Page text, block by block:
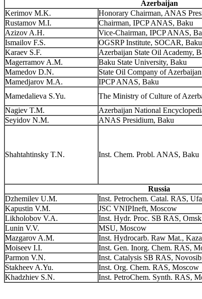
Azerbaijan
Kerimov M.K.
Honorary Chairman, ANAS
Rustamov M.I.
Chairman, IPCP ANAS, Baku
Azizov A.H.
Vice-Chairman, IPCP ANAS,
Ismailov F.S.
OGSRP Institute, SOCAR, Baku
Karaev S.F.
Azerbaijan State Oil Academy,
Magerramov A.M.
Baku State University, Baku
Mamedov D.N.
State Oil Company of
Mamedjarov M.A.
IPCP ANAS, Baku
Mamedalieva S.Yu.
The Ministry of Culture of
Nagiev T.M.
Azerbaijan National
Seyidov N.M.
ANAS Presidium, Baku
Shahtahtinsky T.N. Inst. Chem. Probl. ANAS, Baku
Russia
Dzhemilev U.M.
Inst. Petrochem. Catal. RAS, Ufa
Kapustin V.M.
JSC VNIPIneft, Moscow
Likholobov V.A.
Inst. Hydr. Proc. SB RAS, Omsk
Lunin V.V.
MSU, Moscow
Mazgarov A.M.
Inst. Hydrocarb. Raw Mat.,
Moiseev I.I.
Inst. Gen. Inorg. Chem. RAS,
Parmon V.N.
Inst. Catalysis SB RAS,
Stakheev A.Yu.
Inst. Org. Chem. RAS, Moscow
Khadzhiev S.N.
Inst. PetroChem. Synth. RAS,